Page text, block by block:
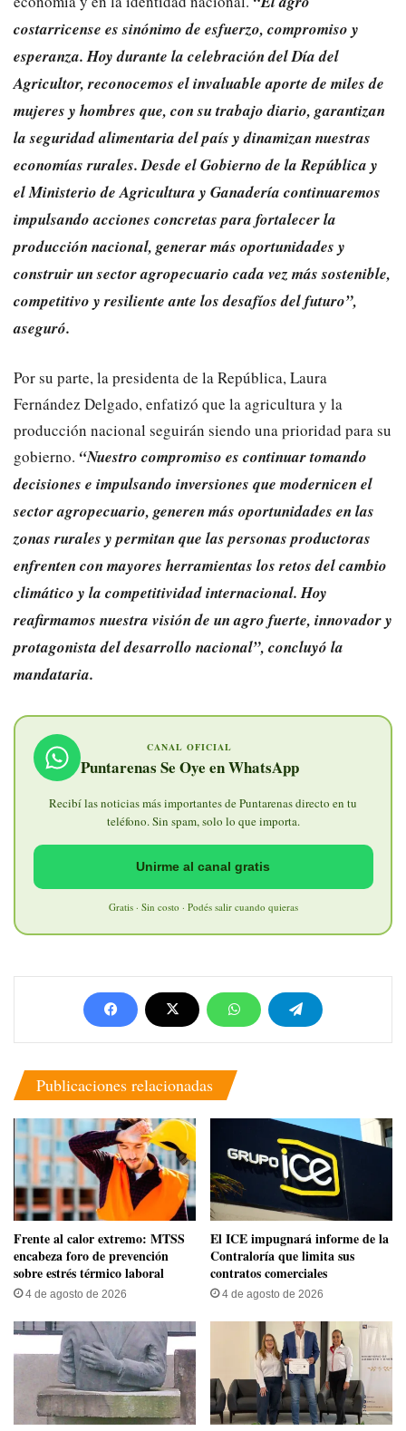
costarricense es sinónimo de esfuerzo, compromiso y
esperanza. Hoy durante la celebración del Día del
Agricultor, reconocemos el invaluable aporte de miles de
mujeres y hombres que, con su trabajo diario, garantizan
la seguridad alimentaria del país y dinamizan nuestras
economías rurales. Desde el Gobierno de la República y
el Ministerio de Agricultura y Ganadería continuaremos
impulsando acciones concretas para fortalecer la
producción nacional, generar más oportunidades y
construir un sector agropecuario cada vez más sostenible,
competitivo y resiliente ante los desafíos del futuro”,
aseguró.
Por su parte, la presidenta de la República, Laura
Fernández Delgado, enfatizó que la agricultura y la
producción nacional seguirán siendo una prioridad para su
gobierno. “Nuestro compromiso es continuar tomando
decisiones e impulsando inversiones que modernicen el
sector agropecuario, generen más oportunidades en las
zonas rurales y permitan que las personas productoras
enfrenten con mayores herramientas los retos del cambio
climático y la competitividad internacional. Hoy
reafirmamos nuestra visión de un agro fuerte, innovador y
protagonista del desarrollo nacional”, concluyó la
mandataria.
CANAL OFICIAL
Puntarenas Se Oye en WhatsApp
Recibí las noticias más importantes de Puntarenas directo en tu
teléfono. Sin spam, solo lo que importa.
Unirme al canal gratis
Gratis · Sin costo · Podés salir cuando quieras
Publicaciones relacionadas
Frente al calor extremo: MTSS
encabeza foro de prevención
sobre estrés térmico laboral
4 de agosto de 2026
El ICE impugnará informe de la
Contraloría que limita sus
contratos comerciales
4 de agosto de 2026